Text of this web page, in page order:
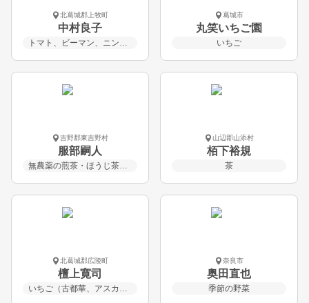
北葛城郡上牧町
中村良子
トマト、ビーマン、ニンニク、里芋、ジャガイモなど
葛城市
丸笑いちご園
いちご
吉野郡東吉野村
服部嗣人
無農薬の煎茶・ほうじ茶・紅茶
山辺郡山添村
栢下裕規
茶
北葛城郡広陵町
檀上寛司
いちご（古都華、アスカルビー、珠姫など）
奈良市
奥田直也
季節の野菜